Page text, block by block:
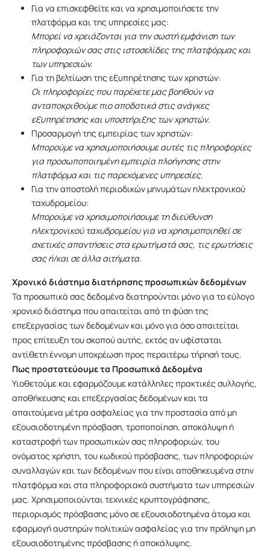
Για να επισκεφθείτε και να χρησιμοποιήσετε την
πλατφόρμα και της υπηρεσίες μας:
Μπορεί να χρειάζονται για την σωστή εμφάνιση των
πληροφοριών σας στις ιστοσελίδες της πλατφόρμας και
των υπηρεσιών.
Για τη βελτίωση της εξυπηρέτησης των χρηστών:
Οι πληροφορίες που παρέχετε μας βοηθούν να
ανταποκριθούμε πιο αποδοτικά στις ανάγκες
εξυπηρέτησης και υποστήριξης των χρηστών.
Προσαρμογή της εμπειρίας των χρηστών:
Μπορούμε να χρησιμοποιήσουμε αυτές τις πληροφορίες
για προσωποποιημένη εμπειρία πλοήγησης στην
πλατφόρμα και τις παρεχόμενες υπηρεσίες.
Για την αποστολή περιοδικών μηνυμάτων ηλεκτρονικού
ταχυδρομείου:
Μπορούμε να χρησιμοποιήσουμε τη διεύθυνση
ηλεκτρονικού ταχυδρομείου για να χρησιμοποιηθεί σε
σχετικές απαντήσεις στα ερωτήματά σας, τις ερωτήσεις
σας ή/και σε άλλα αιτήματα.
Χρονικό διάστημα διατήρησης προσωπικών δεδομένων
Τα προσωπικά σας δεδομένα διατηρούνται μόνο για το εύλογο
χρονικό διάστημα που απαιτείται από τη φύση της
επεξεργασίας των δεδομένων και μόνο για όσο απαιτείται
προς επίτευξη του σκοπού αυτής, εκτός αν υφίσταται
αντίθετη έννομη υποχρέωση προς περαιτέρω τήρησή τους.
Πως προστατεύουμε τα Προσωπικά Δεδομένα
Υιοθετούμε και εφαρμόζουμε κατάλληλες πρακτικές συλλογής,
αποθήκευσης και επεξεργασίας δεδομένων και τα
απαιτούμενα μέτρα ασφαλείας για την προστασία από μη
εξουσιοδοτημένη πρόσβαση, τροποποίηση, αποκάλυψη ή
καταστροφή των προσωπικών σας πληροφοριών, του
ονόματος χρήστη, του κωδικού πρόσβασης, των πληροφοριών
συναλλαγών και των δεδομένων που είναι αποθηκευμένα στην
πλατφόρμα και στα πληροφοριακά συστήματα των υπηρεσιών
μας. Χρησιμοποιούνται τεχνικές κρυπτογράφησης,
περιορισμός πρόσβασης μόνο σε εξουσιοδοτημένα άτομα και
εφαρμογή αυστηρών πολιτικών ασφαλείας για την πρόληψη μη
εξουσιοδοτημένης πρόσβασης ή αποκάλυψης.